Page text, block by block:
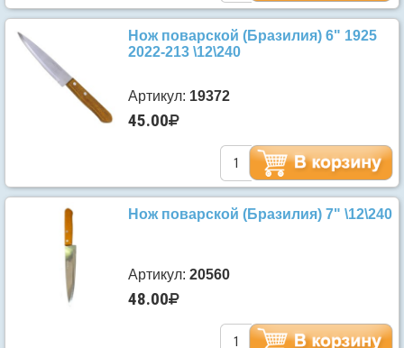
Нож поварской (Бразилия) 6" 1925
2022-213 \12\240
Артикул: 19372
45.00
Нож поварской (Бразилия) 7" \12\240
Артикул: 20560
48.00